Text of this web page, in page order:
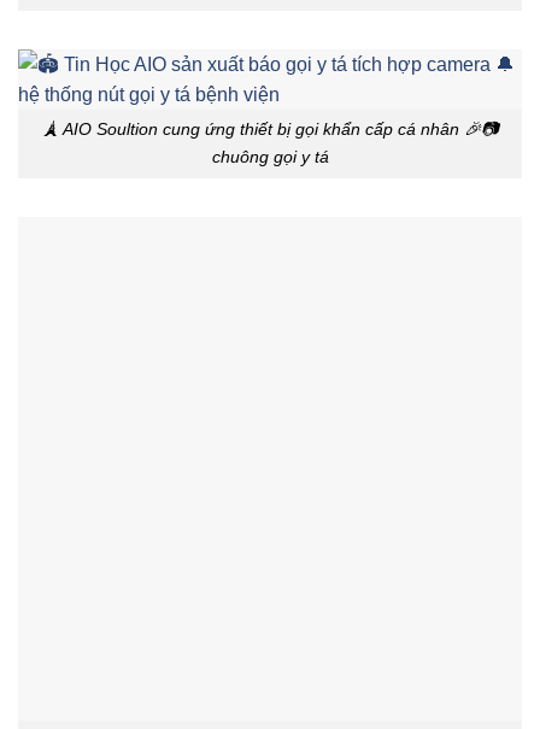
🗼 AIO Soultion cung ứng thiết bị gọi khẩn cấp cá nhân 🎉📷
chuông gọi y tá